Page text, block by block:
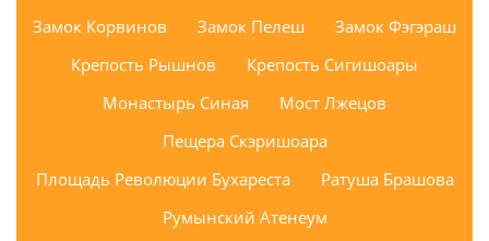
Замок Корвинов
Замок Пелеш
Замок Фэгэраш
Крепость Рышнов
Крепость Сигишоары
Монастырь Синая
Мост Лжецов
Пещера Скэришоара
Площадь Революции Бухареста
Ратуша Брашова
Румынский Атенеум